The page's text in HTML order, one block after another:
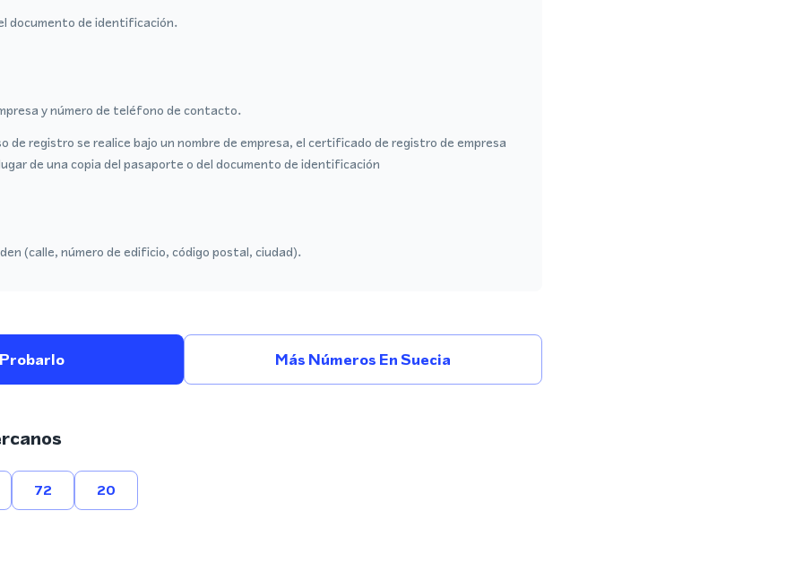
documento de identificación.
y número de teléfono de contacto.
de registro se realice bajo un nombre de empresa, el certificado de registro de empresa
de una copia del pasaporte o del documento de identificación
(calle, número de edificio, código postal, ciudad).
Más Números En Suecia
72 20